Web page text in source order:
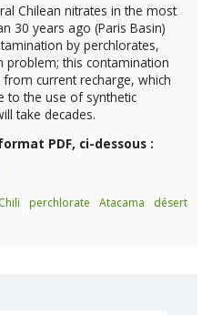
Chilean nitrates in the most
30 years ago (Paris Basin)
by perchlorates,
problem; this contamination
current recharge, which
to the use of synthetic
take decades.
PDF, ci-dessous :
Chili perchlorate Atacama
désert